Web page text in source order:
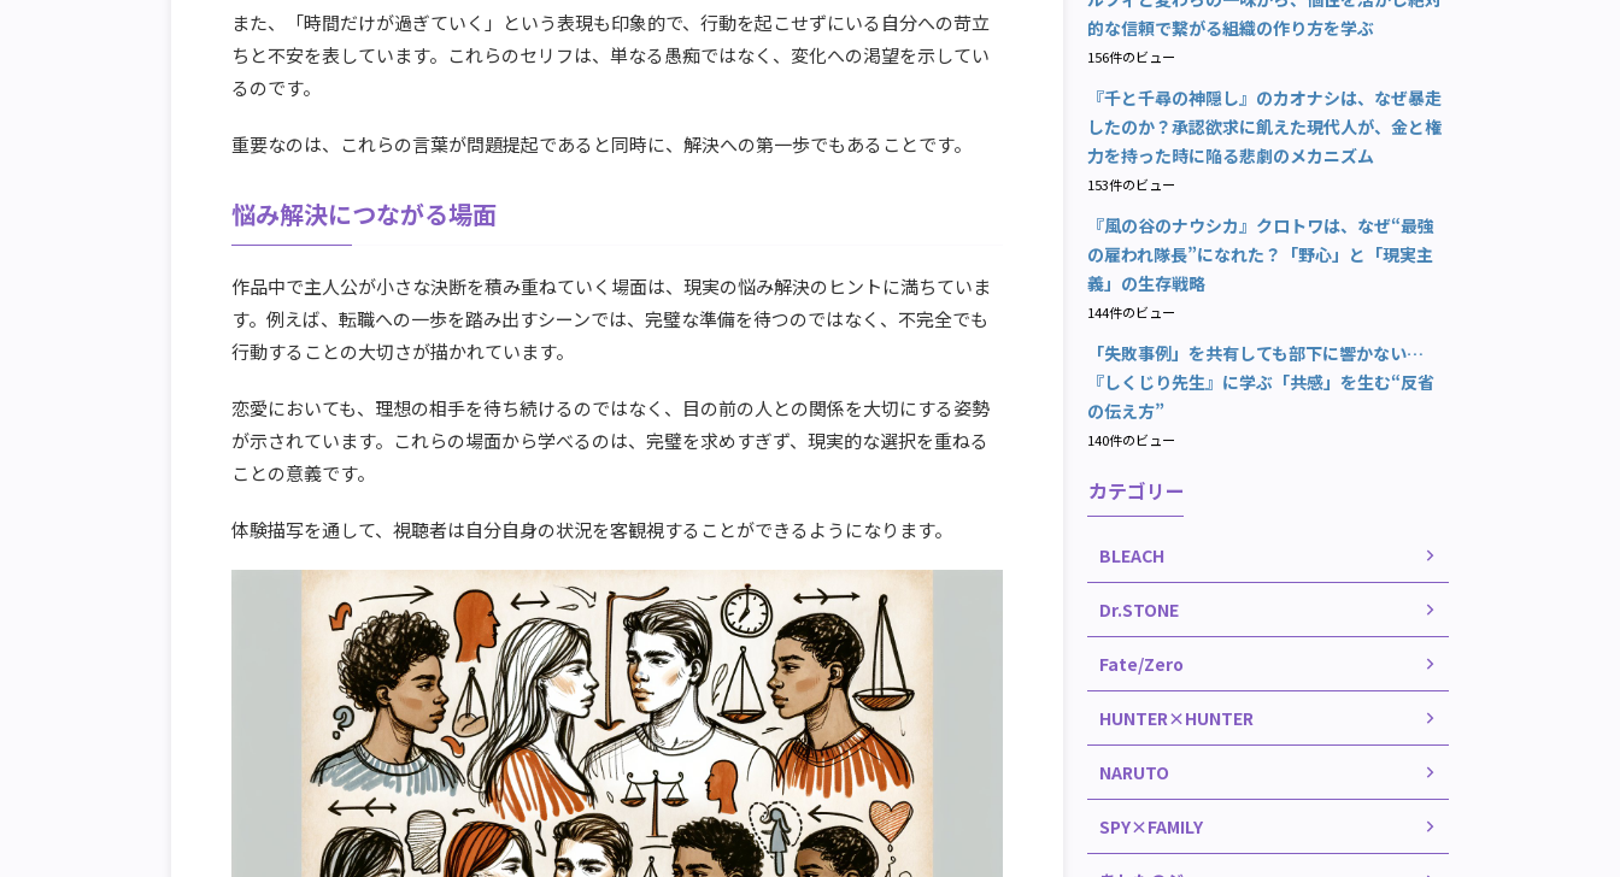
また、「時間だけが過ぎていく」という表現も印象的で、行動を起こせずにいる自分への苛立
ちと不安を表しています。これらのセリフは、単なる愚痴ではなく、変化への渇望を示してい
るのです。
重要なのは、これらの言葉が問題提起であると同時に、解決への第一歩でもあることです。
悩み解決につながる場面
作品中で主人公が小さな決断を積み重ねていく場面は、現実の悩み解決のヒントに満ちていま
す。例えば、転職への一歩を踏み出すシーンでは、完璧な準備を待つのではなく、不完全でも
行動することの大切さが描かれています。
恋愛においても、理想の相手を待ち続けるのではなく、目の前の人との関係を大切にする姿勢
が示されています。これらの場面から学べるのは、完璧を求めすぎず、現実的な選択を重ねる
ことの意義です。
体験描写を通して、視聴者は自分自身の状況を客観視することができるようになります。
的な信頼で繋がる組織の作り方を学ぶ
156件のビュー
『千と千尋の神隠し』のカオナシは、なぜ暴走
したのか？承認欲求に飢えた現代人が、金と権
力を持った時に陥る悲劇のメカニズム
153件のビュー
『風の谷のナウシカ』クロトワは、なぜ“最強
の雇われ隊長”になれた？「野心」と「現実主
義」の生存戦略
144件のビュー
「失敗事例」を共有しても部下に響かない…
『しくじり先生』に学ぶ「共感」を生む“反省
の伝え方”
140件のビュー
カテゴリー
BLEACH
Dr.STONE
Fate/Zero
HUNTER×HUNTER
NARUTO
SPY×FAMILY